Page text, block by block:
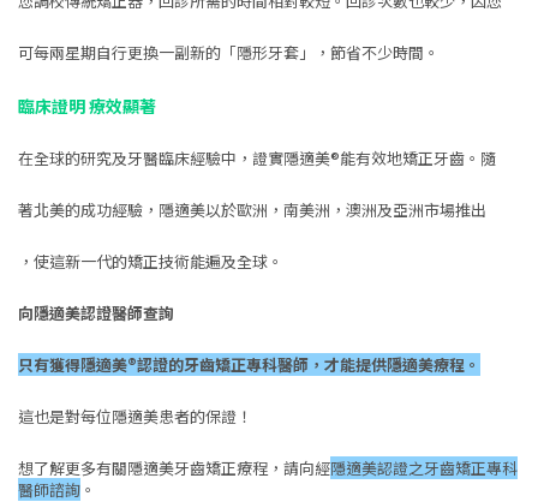
可每兩星期自行更換一副新的「隱形牙套」，節省不少時間。
臨床證明 療效顯著
在全球的研究及牙醫臨床經驗中，證實隱適美®能有效地矯正牙齒。隨
著北美的成功經驗，隱適美以於歐洲，南美洲，澳洲及亞洲市場推出
，使這新一代的矯正技術能遍及全球。
向隱適美認證醫師查詢
只有獲得隱適美®認證的牙齒矯正專科醫師，才能提供隱適美療程。
這也是對每位隱適美患者的保證！
想了解更多有關隱適美牙齒矯正療程，請向經隱適美認證之牙齒矯正專科
醫師諮詢 。